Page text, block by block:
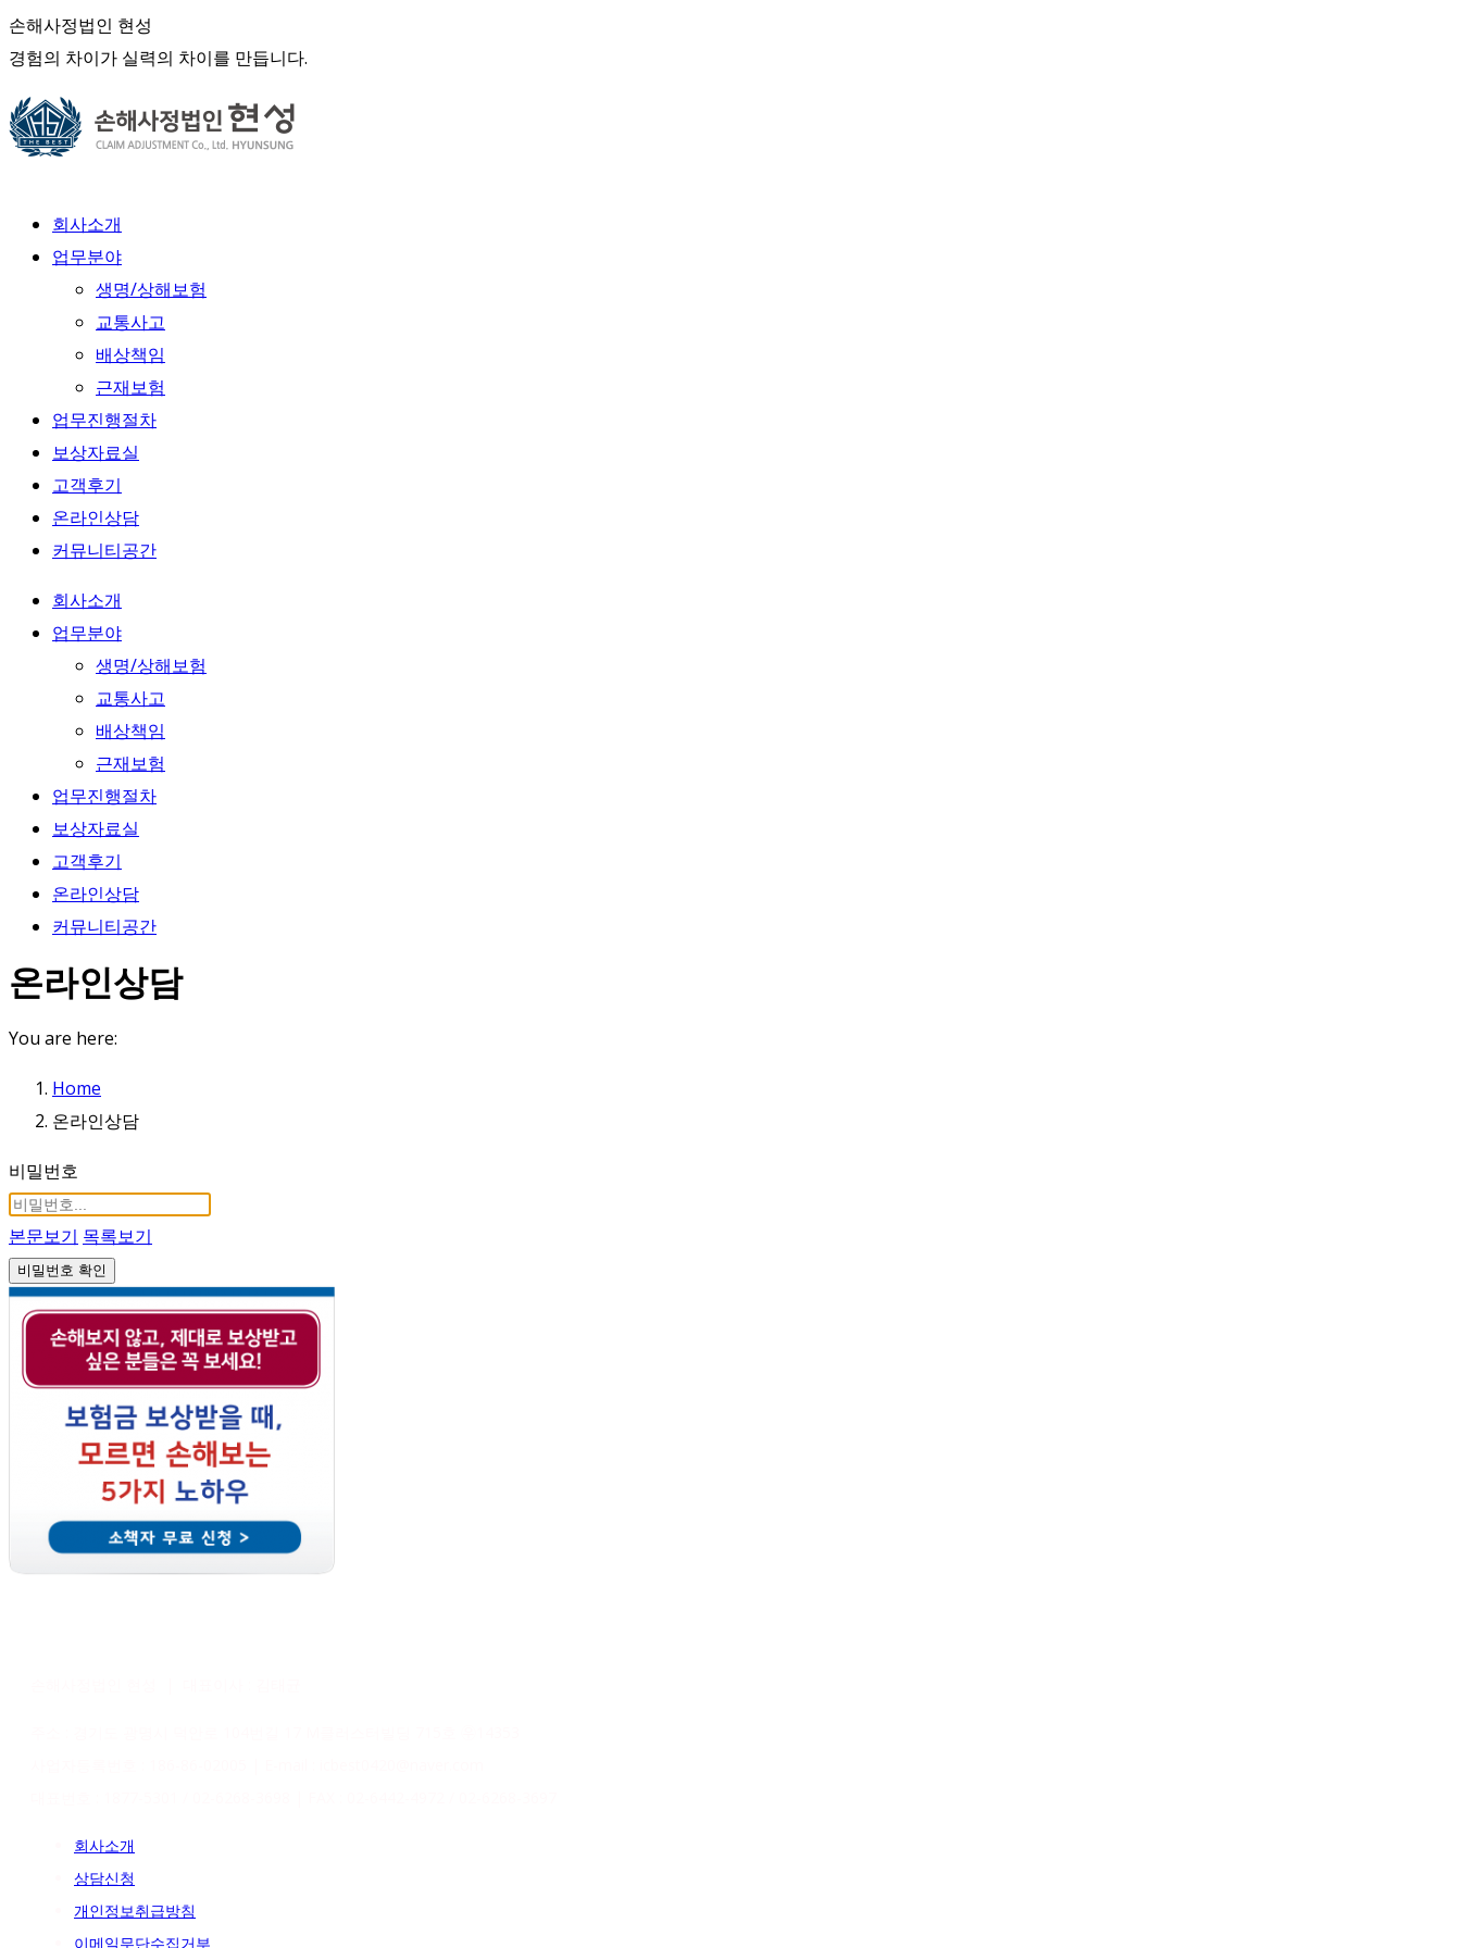
Skip
to
손해사정법인 현성
경험의 차이가 실력의 차이를 만듭니다.
회사소개
업무분야
생명/상해보험
교통사고
배상책임
근재보험
업무진행절차
보상자료실
고객후기
온라인상담
커뮤니티공간
회사소개
업무분야
생명/상해보험
교통사고
배상책임
근재보험
업무진행절차
보상자료실
고객후기
온라인상담
커뮤니티공간
온라인상담
You are here:
Home
온라인상담
비밀번호
본문보기 목록보기
비밀번호 확인
회사소개
상담신청
개인정보취급방침
이메일무단수집거부